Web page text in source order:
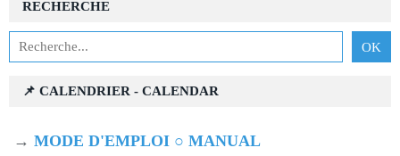
RECHERCHE
📌 CALENDRIER - CALENDAR
→ MODE D'EMPLOI ○ MANUAL